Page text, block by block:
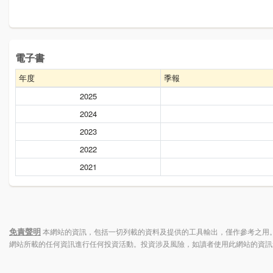
電子書
年度
季報
2025
2024
2023
2022
2021
免責聲明本網站的資訊，包括一切列載的資料及提供的工具輸出，僅作參考之
網站所載的任何資訊進行任何投資活動。投資涉及風險，如讀者使用此網站的資